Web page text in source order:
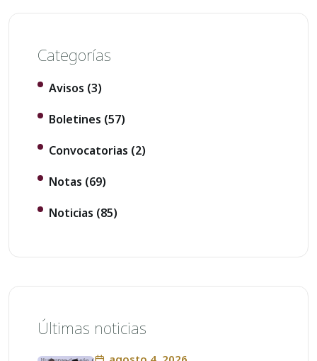
Categorías
Avisos (3)
Boletines (57)
Convocatorias (2)
Notas (69)
Noticias (85)
Últimas noticias